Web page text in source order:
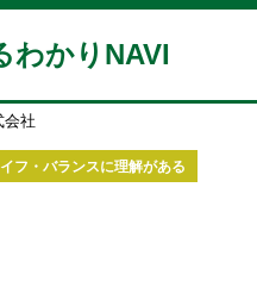
わかりNAVI
会社
フ・バランスに理解がある